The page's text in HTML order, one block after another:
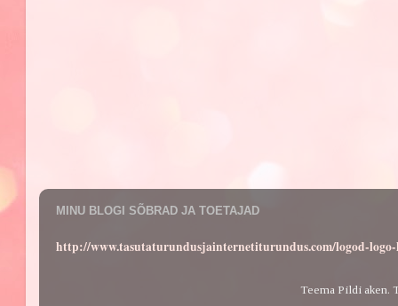
MINU BLOGI SÕBRAD JA TOETAJAD
http://www.tasutaturundusjainternetiturundus.com/logod-
Teema Pildi aken.